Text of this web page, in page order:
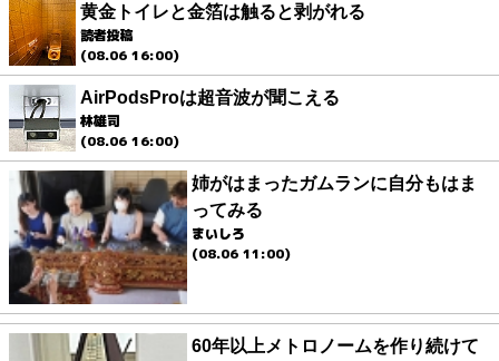
黄金トイレと金箔は触ると剥がれる
読者投稿
(08.06 16:00)
AirPodsProは超音波が聞こえる
林雄司
(08.06 16:00)
姉がはまったガムランに自分もはま
ってみる
まいしろ
(08.06 11:00)
60年以上メトロノームを作り続けて